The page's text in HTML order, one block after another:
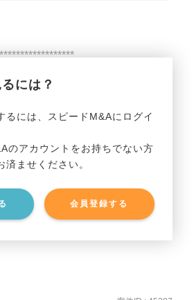
には？
るには、スピードM&Aにログイ
のアカウントをお持ちでない方
済ませください。
会員登録する